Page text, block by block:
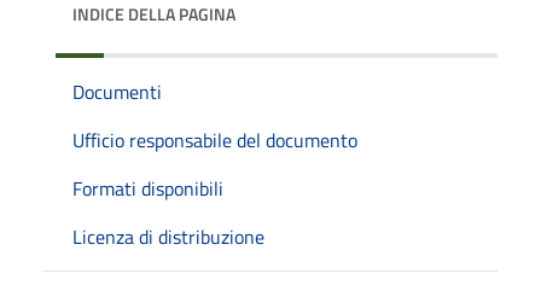
INDICE DELLA PAGINA
Documenti
Ufficio responsabile del documento
Formati disponibili
Licenza di distribuzione